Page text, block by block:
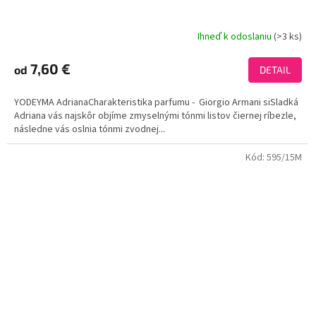
produktu
je
z
5
hviezdičiek.
Ihneď k odoslaniu(>3 ks)
od 7,60 € DETAIL
YODEYMA AdrianaCharakteristika parfumu - Giorgio Armani siSladká
Adriana vás najskôr objíme zmyselnými tónmi listov čiernej ríbezle,
následne vás oslnia tónmi zvodnej...
Kód: 595/15M